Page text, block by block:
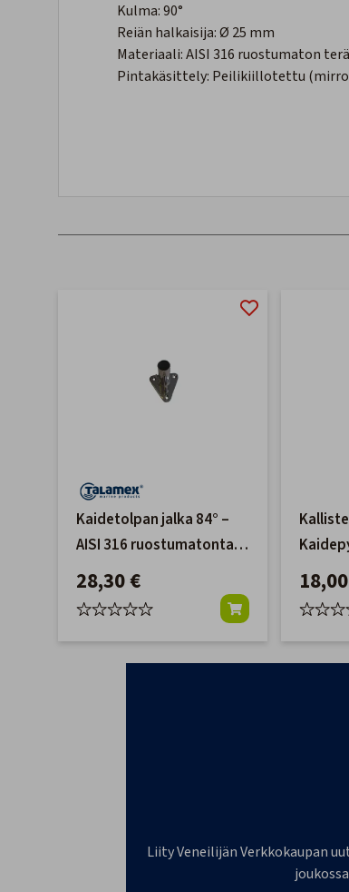
Kulma: 90°
Reiän halkaisija: Ø 25 mm
Materiaali: AISI 316 ruostumaton
Pintakäsittely: Peilikiillotettu
Kaidetolpan jalka 84° –
AISI 316 ruostumatonta
terästä
28,30 €
Liity Veneilijän Verkkokaupan